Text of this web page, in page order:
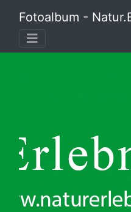
Fotoalbum -